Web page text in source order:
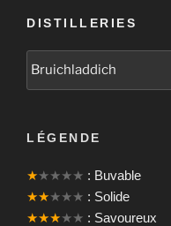
DISTILLERIES
LÉGENDE
★★★★★ : Buvable
★★★★★ : Solide
★★★★★ : Savoureux